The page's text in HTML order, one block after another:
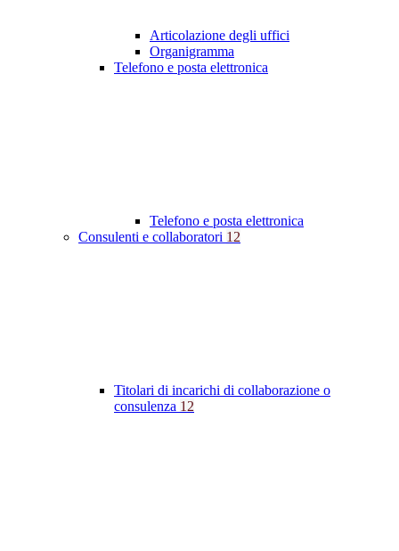
Articolazione degli uffici
Organigramma
Telefono e posta elettronica
Telefono e posta elettronica
Consulenti e collaboratori 12
Titolari di incarichi di collaborazione o
consulenza 12